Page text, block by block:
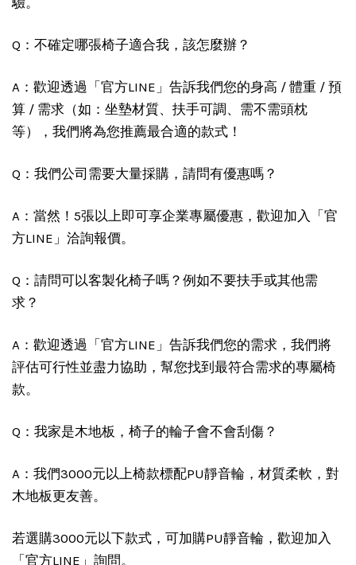
Q：不確定哪張椅子適合我，該怎麼辦？
A：歡迎透過「官方LINE」告訴我們您的身高 / 體重 / 預
算 / 需求（如：坐墊材質、扶手可調、需不需頭枕
等），我們將為您推薦最合適的款式！
Q：我們公司需要大量採購，請問有優惠嗎？
A：當然！5張以上即可享企業專屬優惠，歡迎加入「官
方LINE」洽詢報價。
Q：請問可以客製化椅子嗎？例如不要扶手或其他需
求？
A：歡迎透過「官方LINE」告訴我們您的需求，我們將
評估可行性並盡力協助，幫您找到最符合需求的專屬椅
款。
Q：我家是木地板，椅子的輪子會不會刮傷？
A：我們3000元以上椅款標配PU靜音輪，材質柔軟，對
木地板更友善。
若選購3000元以下款式，可加購PU靜音輪，歡迎加入
「官方LINE」詢問。